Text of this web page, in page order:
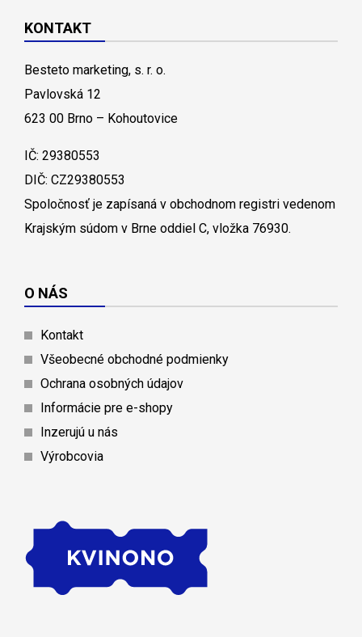
KONTAKT
Besteto marketing, s. r. o.
Pavlovská 12
623 00 Brno – Kohoutovice
IČ: 29380553
DIČ: CZ29380553
Spoločnosť je zapísaná v obchodnom registri vedenom
Krajským súdom v Brne oddiel C, vložka 76930.
O NÁS
Kontakt
Všeobecné obchodné podmienky
Ochrana osobných údajov
Informácie pre e-shopy
Inzerujú u nás
Výrobcovia